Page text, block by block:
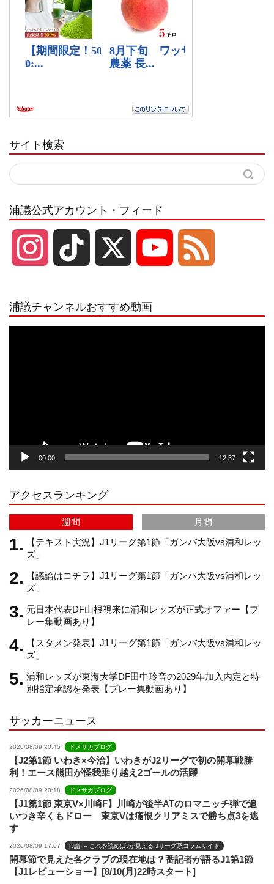
サイト検索
浦議公式アカウント・フィード
r
a
m
e
C
h
a
n
n
e
浦議チャンネルおすすめ動画
00:00 12:37
アクセスランキング
週間
月間
【テキスト実況】J1リーグ第1節「ガンバ大阪vs浦和レッ
ズ」
【議論はコチラ】J1リーグ第1節「ガンバ大阪vs浦和レッ
ズ」
元日本代表DF山根視来に浦和レッズが正式オファー【プ
レー集動画あり】
【スタメン発表】J1リーグ第1節「ガンバ大阪vs浦和レッ
ズ」
浦和レッズが東海大学DF田中玲音の2029年加入内定と特
別指定承認を発表【プレー集動画あり】
サッカーニュース
2026/08/09 20:45 ドメサカブログ
【J2第1節 いわき×今治】いわきがJ2リーグで初の開幕戦勝
利！エース熊田が怪我乗り越え2ゴールの活躍
2026/08/09 20:18 ドメサカブログ
【J1第1節 東京V×川崎F】川崎が後半ATのロマニッチ弾で追
いつき辛くもドロー 東京Vは痛恨クリアミスで勝ち点3を逃
す
2026/08/09 17:07 [J論] – これを読めばJが見える Jリーグ系コラムサイト
開幕節で見えた各クラブの現在地は？番記者が語るJ1第1節
【J1レビューショー】[8/10(月)22時スタート]